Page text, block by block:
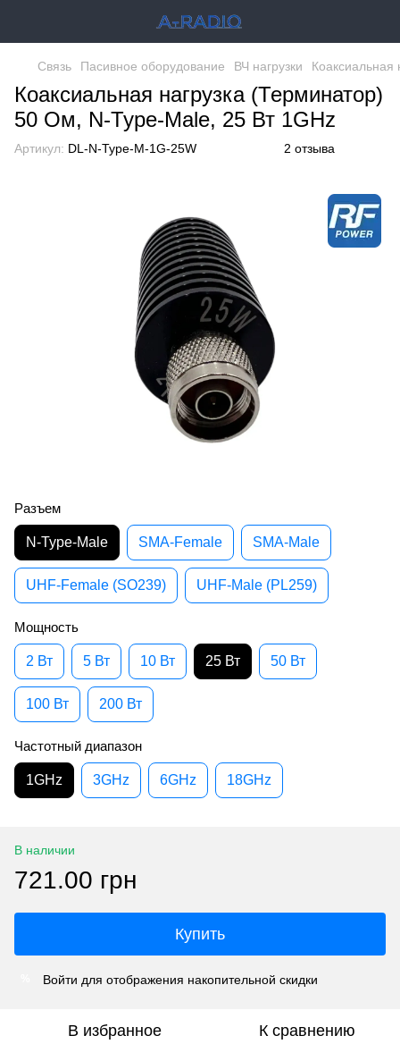
Связь Пасивное оборудование ВЧ нагрузки
Коаксиальная нагрузка (Терминатор)
50 Ом, N-Type-Male, 25 Вт 1GHz
Артикул: DL-N-Type-M-1G-25W 2 отзыва
Разъем
N-Type-Male SMA-Female SMA-Male
UHF-Female (SO239) UHF-Male (PL259)
Мощность
2 Вт 5 Вт 10 Вт 25 Вт 50 Вт
100 Вт 200 Вт
Частотный диапазон
1GHz 3GHz 6GHz 18GHz
В наличии
721.00 грн
Купить
Войти для отображения накопительной скидки
В избранное К сравнению